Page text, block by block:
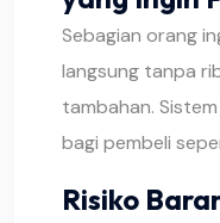
Sebagian orang
langsung tanpa
tambahan.
bagi pembeli
Risiko